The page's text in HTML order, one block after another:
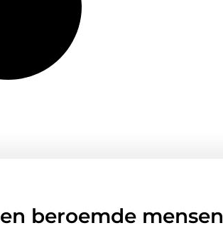
en beroemde mensen